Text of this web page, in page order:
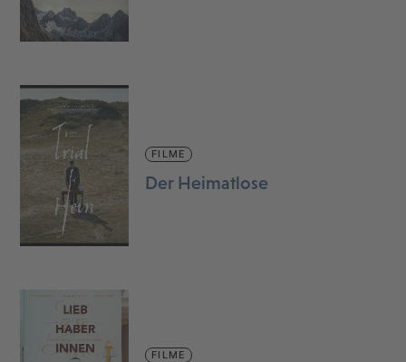
FILME
Der Heimatlose
FILME